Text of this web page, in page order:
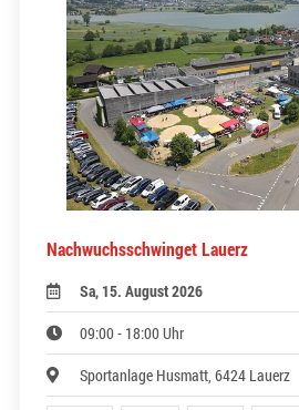
Nachwuchsschwinget Lauerz
Sa, 15. August 2026
09:00 - 18:00 Uhr
Sportanlage Husmatt, 6424 Lauerz